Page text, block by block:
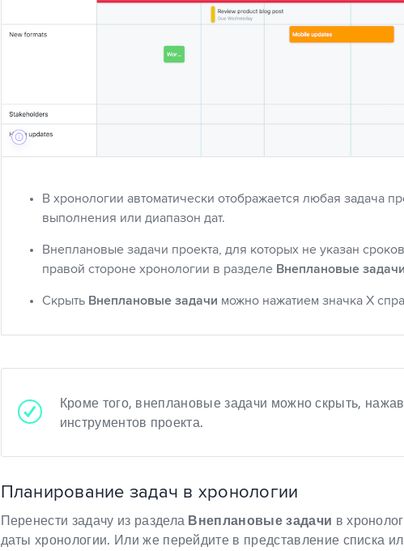
В хронологии автоматически отображается любая задача
выполнения или диапазон дат.
Внеплановые задачи проекта, для которых не указан
правой стороне хронологии в разделе Внеплановые задачи
Скрыть Внеплановые задачи можно нажатием значка X
Кроме того, внеплановые задачи можно скрыть,
инструментов проекта.
Планирование задач в хронологии
Перенести задачу из раздела Внеплановые задачи в
даты хронологии. Или же перейдите в представление списка